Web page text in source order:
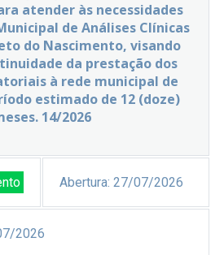
atender às necessidades
de Análises Clínicas
do Nascimento, visando
da prestação dos
à rede municipal de
estimado de 12 (doze)
14/2026
Abertura: 27/07/2026
2026